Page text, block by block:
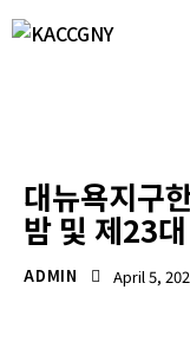
대뉴욕지구
밤 및 제23
ADMIN April 5,